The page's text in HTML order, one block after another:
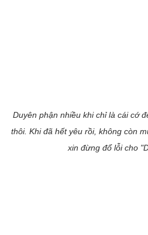
Duyên phận nhiều khi chỉ là cái cớ
thôi. Khi đã hết yêu rồi, không còn
xin đừng đổ lỗi cho